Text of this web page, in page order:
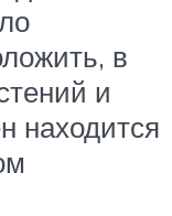
в
и
находится